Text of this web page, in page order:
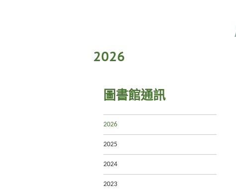
2026
圖書館通訊
2026
2025
2024
2023